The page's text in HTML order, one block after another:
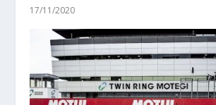
17/11/2020